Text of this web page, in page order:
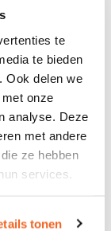
te
te bieden
Ook delen we
onze
analyse. Deze
met andere
ze hebben
services.
tonen